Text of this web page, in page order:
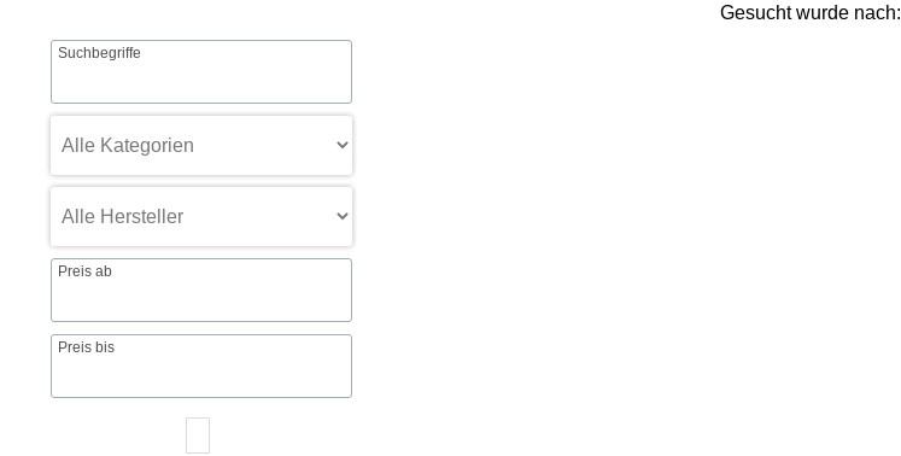
Gesucht wurde nach:
Suchbegriffe
Preis ab
Preis bis